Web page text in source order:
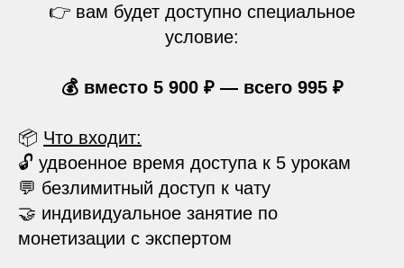
👉 вам будет доступно специальное
условие:
💰 вместо 5 900 ₽ — всего 995 ₽
📦 Что входит:
🔓 удвоенное время доступа к 5 урокам
💬 безлимитный доступ к чату
🤝 индивидуальное занятие по
монетизации с экспертом